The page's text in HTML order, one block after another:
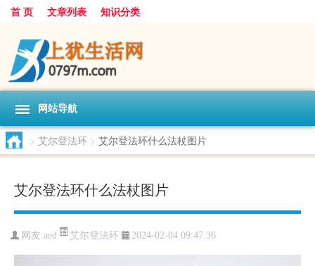
首 页 文章列表 知识分类
网站导航
> 艾尔登法环 > 艾尔登法环什么法杖图片
艾尔登法环什么法杖图片
网友:aed 艾尔登法环 2024-02-04 09:47:36